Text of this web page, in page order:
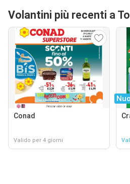
Volantini più recenti a
Conad
Valido per 4 giorni